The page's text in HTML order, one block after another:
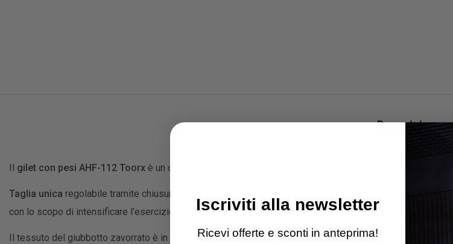
Descrizione
Il gilet con pesi AHF-112 Toorx è un corpetto zavorrato da di colore nero. Un prodotto per il di
Taglia unica regolabile tramite chiusura in velcro. Questo prodotto è ideale per tutti i tipi di lavori
con lo scopo di intensificare l’esercizio, aumentare le calorie bruciate e lo sforzo muscolare.
Il tessuto del giubbotto zavorrato è in nylon. I pesi sono suddivisi in venti sacche da 1 Kg ciascuno e
Iscriviti alla newsletter
Ricevi offerte e sconti in anteprima!